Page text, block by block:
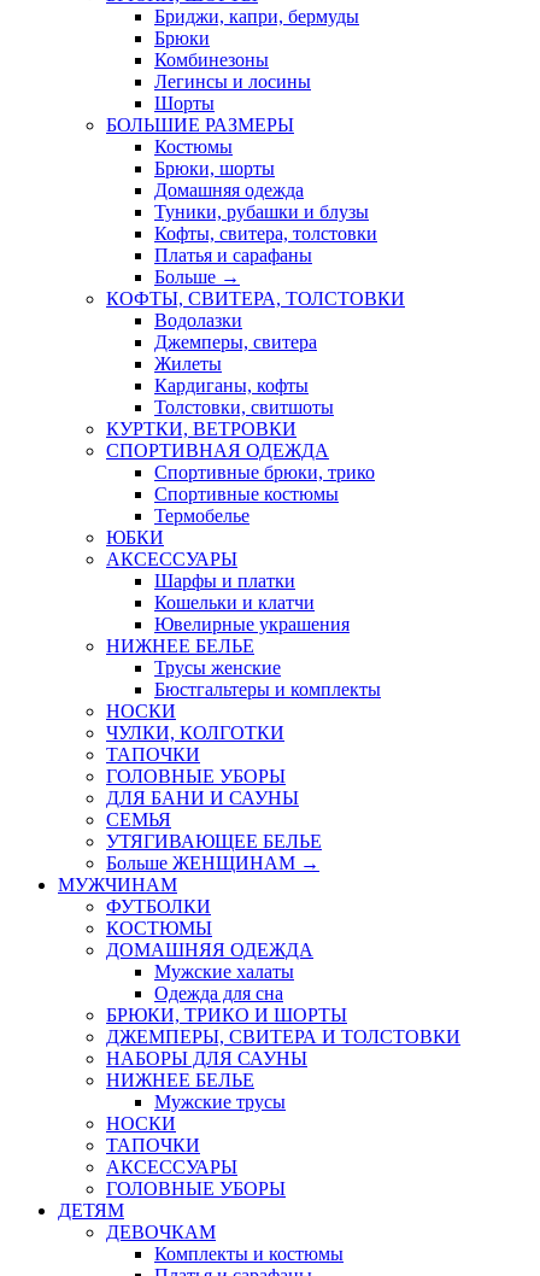
Бриджи, капри, бермуды
Брюки
Комбинезоны
Легинсы и лосины
Шорты
БОЛЬШИЕ РАЗМЕРЫ
Костюмы
Брюки, шорты
Домашняя одежда
Туники, рубашки и блузы
Кофты, свитера, толстовки
Платья и сарафаны
Больше →
КОФТЫ, СВИТЕРА, ТОЛСТОВКИ
Водолазки
Джемперы, свитера
Жилеты
Кардиганы, кофты
Толстовки, свитшоты
КУРТКИ, ВЕТРОВКИ
СПОРТИВНАЯ ОДЕЖДА
Спортивные брюки, трико
Спортивные костюмы
Термобелье
ЮБКИ
AКСЕССУАРЫ
Шарфы и платки
Кошельки и клатчи
Ювелирные украшения
НИЖНЕЕ БЕЛЬЕ
Трусы женские
Бюстгальтеры и комплекты
НОСКИ
ЧУЛКИ, КОЛГОТКИ
ТАПОЧКИ
ГОЛОВНЫЕ УБОРЫ
ДЛЯ БАНИ И САУНЫ
СЕМЬЯ
УТЯГИВАЮЩЕЕ БЕЛЬЕ
Больше ЖЕНЩИНАМ →
МУЖЧИНАМ
ФУТБОЛКИ
КОСТЮМЫ
ДОМАШНЯЯ ОДЕЖДА
Мужские халаты
Одежда для сна
БРЮКИ, ТРИКО И ШОРТЫ
ДЖЕМПЕРЫ, СВИТЕРА И ТОЛСТОВКИ
НАБОРЫ ДЛЯ САУНЫ
НИЖНЕЕ БЕЛЬЕ
Мужские трусы
НОСКИ
ТАПОЧКИ
АКСЕССУАРЫ
ГОЛОВНЫЕ УБОРЫ
ДЕТЯМ
ДЕВОЧКАМ
Комплекты и костюмы